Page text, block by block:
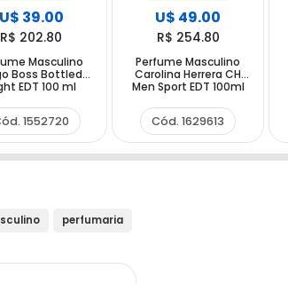
U$ 39.00
R$ 202.80
Masculino
Boss Bottled
EDT 100 ml
1552720
U$ 49.00
R$ 254.80
Perfume Masculino
Carolina Herrera CH
Men Sport EDT 100ml
Cód. 1629613
perfumaria